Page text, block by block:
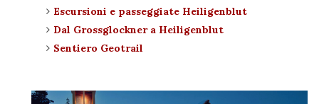
Escursioni e passeggiate Heiligenblut
Dal Grossglockner a Heiligenblut
Sentiero Geotrail